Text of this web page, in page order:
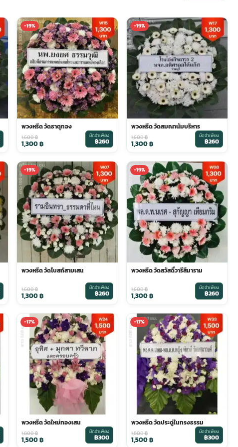
-19%
พวงหรีด วัดธาตุทอง
1,600฿
1,300฿
มัดจำเพียง
฿260
-19%
พวงหรีด วัดสมณานัมบริหาร
1,600฿
1,300฿
มัดจำเพียง
฿260
-19%
พวงหรีด วัดโบสถ์สามเสน
1,600฿
1,300฿
มัดจำเพียง
฿260
-19%
พวงหรีด วัดสวัสดิ์วารีสีมาราม
1,600฿
1,300฿
มัดจำเพียง
฿260
-17%
พวงหรีด วัดใหม่ทองเสน
1,800฿
1,500฿
มัดจำเพียง
฿300
-17%
พวงหรีด วัดประดู่ในทรงธรรม
1,800฿
1,500฿
มัดจำเพียง
฿300